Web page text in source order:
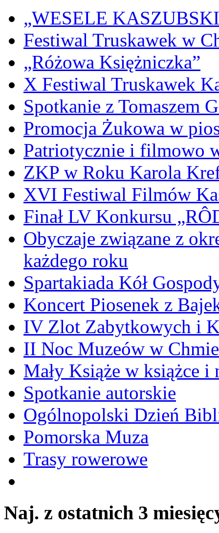
„WESELE
Festiwal Truskawek w
„Różowa Księżniczka”
X Festiwal Truskawek
Spotkanie z Tomaszem
Promocja Żukowa w
Patriotycznie i filmowo
ZKP w Roku Karola
XVI Festiwal Filmów
Finał LV Konkursu
Obyczaje związane z
każdego roku
Spartakiada Kół
Koncert Piosenek z
IV Zlot Zabytkowych i
II Noc Muzeów w
Mały Książe w książce i
Spotkanie autorskie
Ogólnopolski Dzień
Pomorska Muza
Trasy rowerowe
Naj. z ostatnich 3